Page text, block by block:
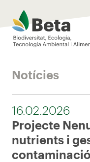
Beta Tech Center
Notícies
16.02.2026
Projecte
nutrients i
contaminació